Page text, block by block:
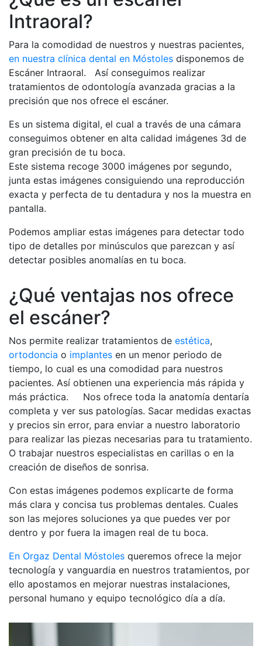
Intraoral?
Para la comodidad de nuestros y nuestras pacientes,
en nuestra clínica dental en Móstoles disponemos de
Escáner Intraoral. Así conseguimos realizar
tratamientos de odontología avanzada gracias a la
precisión que nos ofrece el escáner.
Es un sistema digital, el cual a través de una cámara
conseguimos obtener en alta calidad imágenes 3d de
gran precisión de tu boca.
Este sistema recoge 3000 imágenes por segundo,
junta estas imágenes consiguiendo una reproducción
exacta y perfecta de tu dentadura y nos la muestra en
pantalla.
Podemos ampliar estas imágenes para detectar todo
tipo de detalles por minúsculos que parezcan y así
detectar posibles anomalías en tu boca.
¿Qué ventajas nos ofrece
el escáner?
Nos permite realizar tratamientos de estética,
ortodoncia o implantes en un menor periodo de
tiempo, lo cual es una comodidad para nuestros
pacientes. Así obtienen una experiencia más rápida y
más práctica. Nos ofrece toda la anatomía dentaría
completa y ver sus patologías. Sacar medidas exactas
y precios sin error, para enviar a nuestro laboratorio
para realizar las piezas necesarias para tu tratamiento.
O trabajar nuestros especialistas en carillas o en la
creación de diseños de sonrisa.
Con estas imágenes podemos explicarte de forma
más clara y concisa tus problemas dentales. Cuales
son las mejores soluciones ya que puedes ver por
dentro y por fuera la imagen real de tu boca.
En Orgaz Dental Móstoles queremos ofrece la mejor
tecnología y vanguardia en nuestros tratamientos, por
ello apostamos en mejorar nuestras instalaciones,
personal humano y equipo tecnológico día a día.